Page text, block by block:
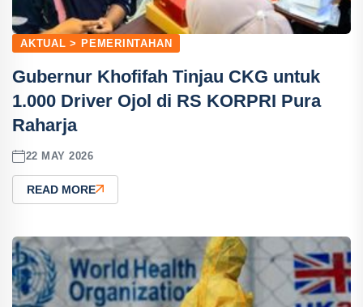
AKTUAL > PEMERINTAHAN
Gubernur Khofifah Tinjau CKG untuk
1.000 Driver Ojol di RS KORPRI Pura
Raharja
22 MAY 2026
READ MORE